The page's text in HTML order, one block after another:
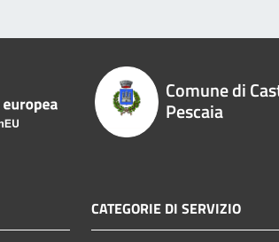
Comune di
Pescaia
CATEGORIE DI SERVIZIO